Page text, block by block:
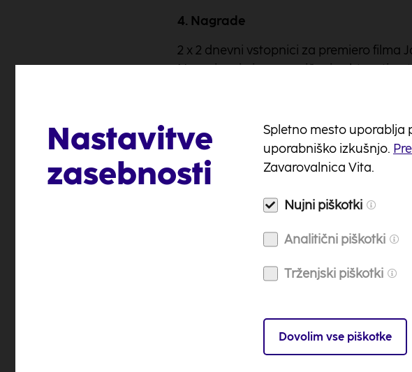
4. Nagrade
2 x 2 dnevni vstopnici za premiero filma
Nagrajenci niso upravičeni zahtevati
5. Objava in obveščanje nagrajencev
Organizator nagradne igre bo
imena in priimke nagrajencev (kot imajo
se nagrajenci izrecno strinjajo. Vsi
organizatorju na e-naslov
lahko pošlje nagrado in kontaktno
ter ostalih zahtevanih podatkov) lahko
6. Prevzem nagrade
Nastavitve
zasebnosti
Spletno mesto uporablja
uporabniško izkušnjo.
Zavarovalnica Vita.
Nujni piškotki
Analitični piškotki
Trženjski piškotki
Dovolim vse piškotke